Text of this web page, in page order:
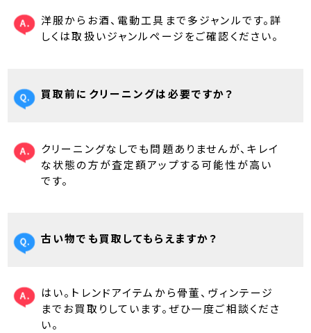
洋服からお酒、電動工具まで多ジャンルです。詳
しくは取扱いジャンルページをご確認ください。
買取前にクリーニングは必要ですか？
クリーニングなしでも問題ありませんが、キレイ
な状態の方が査定額アップする可能性が高い
です。
古い物でも買取してもらえますか？
はい。トレンドアイテムから骨董、ヴィンテージ
までお買取りしています。ぜひ一度ご相談くださ
い。